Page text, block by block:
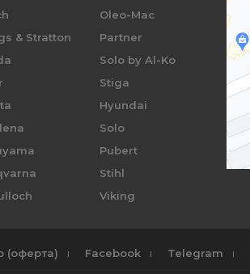
& Stratton
Oleo-Mac
Partner
Solo by Al-Ko
Stiga
Hyundai
Solo
Pubert
Stihl
Viking
(оферта) Facebook Telegram